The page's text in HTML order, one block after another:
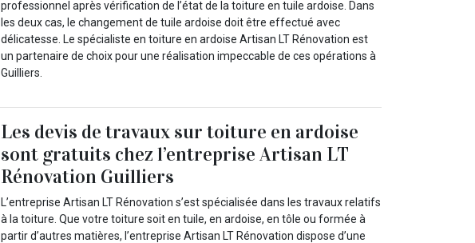
professionnel après vérification de l’état de la toiture en tuile ardoise. Dans
les deux cas, le changement de tuile ardoise doit être effectué avec
délicatesse. Le spécialiste en toiture en ardoise Artisan LT Rénovation est
un partenaire de choix pour une réalisation impeccable de ces opérations à
Guilliers.
Les devis de travaux sur toiture en ardoise
sont gratuits chez l’entreprise Artisan LT
Rénovation Guilliers
L’entreprise Artisan LT Rénovation s’est spécialisée dans les travaux relatifs
à la toiture. Que votre toiture soit en tuile, en ardoise, en tôle ou formée à
partir d’autres matières, l’entreprise Artisan LT Rénovation dispose d’une